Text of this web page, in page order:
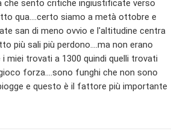
che sento critiche ingiustificate verso
qua....certo siamo a metà ottobre e
san di meno ovvio e l'altitudine centra
più sali più perdono....ma non erano
miei trovati a 1300 quindi quelli trovati
forza....sono funghi che non sono
e questo è il fattore più importante